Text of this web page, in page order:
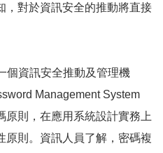
，對於資訊安全的推動將直接
個資訊安全推動及管理機
Management System
原則，在應用系統設計實務上
原則。資訊人員了解，密碼複